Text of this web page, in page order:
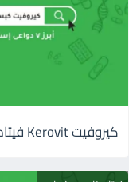
كيروفيت Kerovit فيتامين | أبرز 7 دواعى إستعمال له